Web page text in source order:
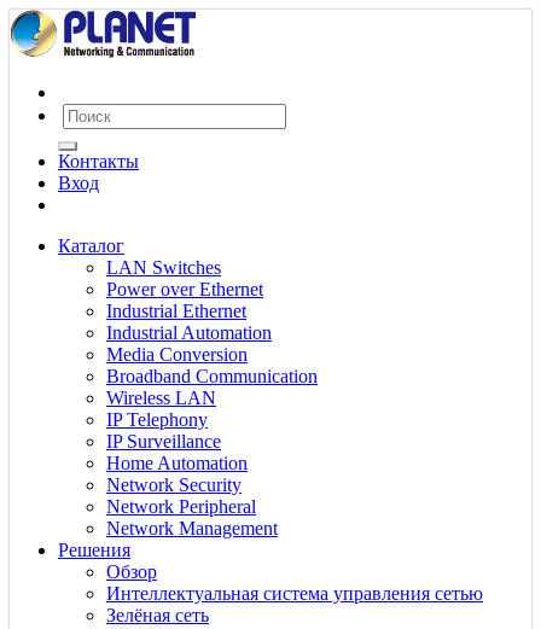
Контакты
Вход
Каталог
LAN Switches
Power over Ethernet
Industrial Ethernet
Industrial Automation
Media Conversion
Broadband Communication
Wireless LAN
IP Telephony
IP Surveillance
Home Automation
Network Security
Network Peripheral
Network Management
Решения
Обзор
Интеллектуальная система управления сетью
Зелёная сеть